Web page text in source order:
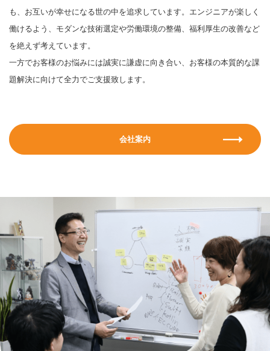
も、お互いが幸せになる世の中を追求しています。エンジニアが楽しく
働けるよう、モダンな技術選定や労働環境の整備、福利厚生の改善など
を絶えず考えています。
一方でお客様のお悩みには誠実に謙虚に向き合い、お客様の本質的な課
題解決に向けて全力でご支援致します。
会社案内